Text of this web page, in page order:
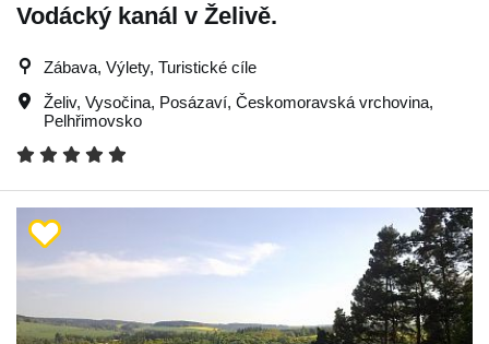
Vodácký kanál v Želivě.
Zábava, Výlety, Turistické cíle
Želiv, Vysočina, Posázaví, Českomoravská vrchovina,
Pelhřimovsko